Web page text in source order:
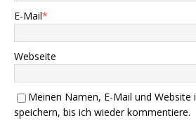
E-Mail*
Webseite
Meinen Namen, E-Mail und
speichern, bis ich wieder kommentiere.